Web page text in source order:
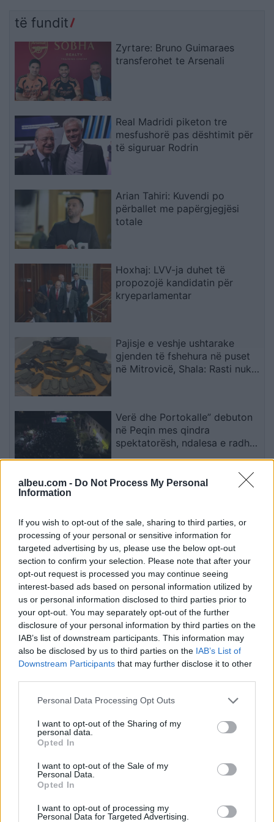
albeu.com - Do Not Process My Personal
Information
If you wish to opt-out of the sale, sharing to third parties, or
processing of your personal or sensitive information for
targeted advertising by us, please use the below opt-out
section to confirm your selection. Please note that after your
opt-out request is processed you may continue seeing
interest-based ads based on personal information utilized by
us or personal information disclosed to third parties prior to
your opt-out. You may separately opt-out of the further
disclosure of your personal information by third parties on the
IAB’s list of downstream participants. This information may
also be disclosed by us to third parties on the IAB’s List of
Downstream Participants that may further disclose it to other
Personal Data Processing Opt Outs
I want to opt-out of the Sharing of my
personal data.
Opted In
I want to opt-out of the Sale of my
Personal Data.
Opted In
I want to opt-out of processing my
Personal Data for Targeted Advertising.
të fundit
Zyrtare: Bruno Guimaraes
transferohet te Arsenali
Real Madridi piketon tre
mesfushorë pas dështimit për
të siguruar Rodrin
Arian Tahiri: Kuvendi po
përballet me papërgjegjësi
totale
Hoxhaj: LVV-ja duhet të
propozojë kandidatin për
kryeparlamentar
Pajisje e veshje ushtarake
gjenden të fshehura në puset
në Mitrovicë, Shala: Rasti nuk
Verë dhe Portokalle” debuton
në Peqin mes qindra
spektatorësh, ndalesa e radhës
në Kavajë
Berisha kundër reformës
instrument për shpopullimin e
Shqipërisë
Esim for Global
for Turkey|Esim for Germany|Esim for Greece|